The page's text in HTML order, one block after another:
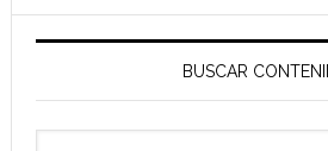
Barra
principal
BUSCAR